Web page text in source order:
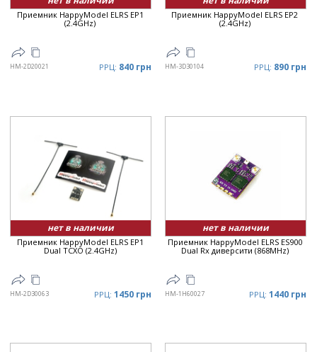
Приемник HappyModel ELRS EP1
(2.4GHz)
HM-2D20021 РРЦ: 840 грн
Приемник HappyModel ELRS EP2
(2.4GHz)
HM-3D30104 РРЦ: 890 грн
нет в наличии
Приемник HappyModel ELRS EP1
Dual TCXO (2.4GHz)
HM-2D30063 РРЦ: 1450 грн
нет в наличии
Приемник HappyModel ELRS ES900
Dual Rx диверсити (868MHz)
HM-1H60027 РРЦ: 1440 грн